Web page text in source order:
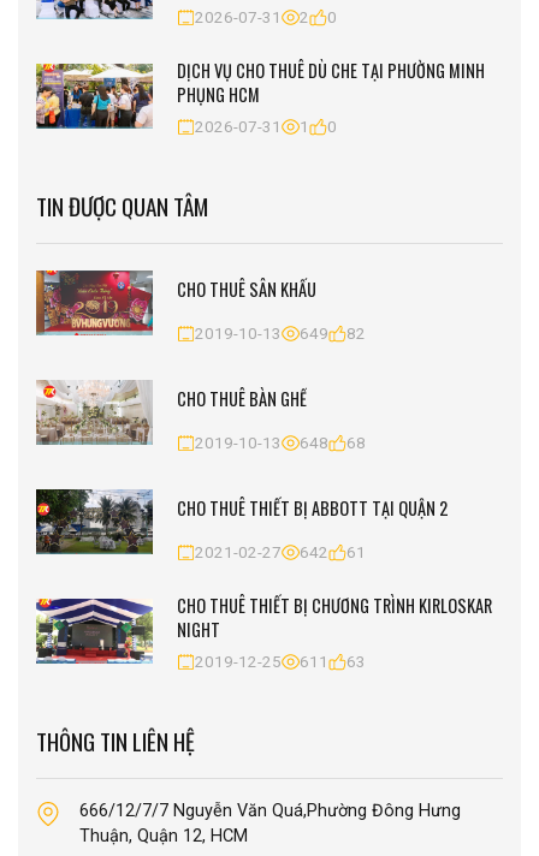
2026-07-31 2 0
DỊCH VỤ CHO THUÊ DÙ CHE TẠI PHƯỜNG MINH
PHỤNG HCM
2026-07-31 1 0
TIN ĐƯỢC QUAN TÂM
CHO THUÊ SÂN KHẤU
2019-10-13 649 82
CHO THUÊ BÀN GHẾ
2019-10-13 648 68
CHO THUÊ THIẾT BỊ ABBOTT TẠI QUẬN 2
2021-02-27 642 61
CHO THUÊ THIẾT BỊ CHƯƠNG TRÌNH KIRLOSKAR
NIGHT
2019-12-25 611 63
THÔNG TIN LIÊN HỆ
666/12/7/7 Nguyễn Văn Quá,Phường Đông Hưng
Thuận, Quận 12, HCM